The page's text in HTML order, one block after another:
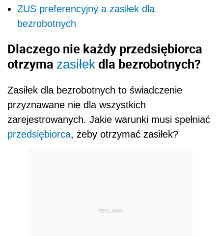
ZUS preferencyjny a zasiłek dla
bezrobotnych
Dlaczego nie każdy przedsiębiorca
otrzyma zasiłek dla bezrobotnych?
Zasiłek dla bezrobotnych to świadczenie
przyznawane nie dla wszystkich
zarejestrowanych. Jakie warunki musi spełniać
przedsiębiorca, żeby otrzymać zasiłek?
REKLAMA